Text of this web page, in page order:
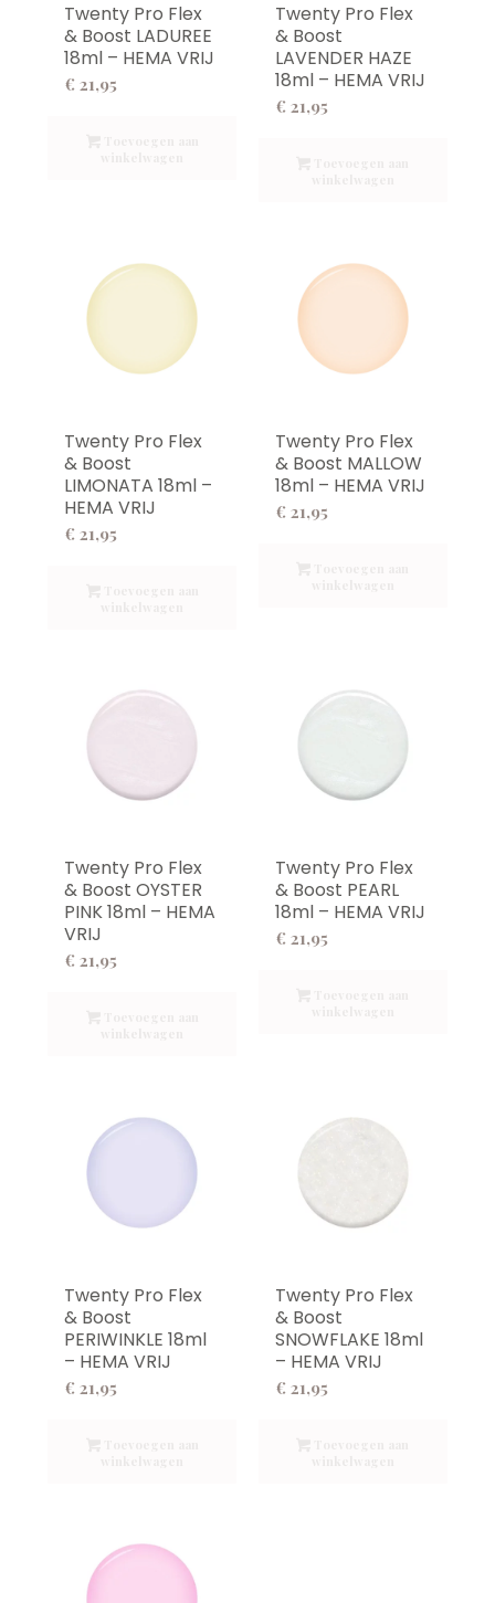
Twenty Pro Flex
& Boost LADUREE
18ml – HEMA VRIJ
€ 21,95
Twenty Pro Flex
& Boost
LAVENDER HAZE
18ml – HEMA VRIJ
€ 21,95
Twenty Pro Flex
& Boost
LIMONATA 18ml –
HEMA VRIJ
€ 21,95
Twenty Pro Flex
& Boost MALLOW
18ml – HEMA VRIJ
€ 21,95
Twenty Pro Flex
& Boost OYSTER
PINK 18ml – HEMA
VRIJ
€ 21,95
Twenty Pro Flex
& Boost PEARL
18ml – HEMA VRIJ
€ 21,95
Twenty Pro Flex
& Boost
PERIWINKLE 18ml
– HEMA VRIJ
€ 21,95
Twenty Pro Flex
& Boost
SNOWFLAKE 18ml
– HEMA VRIJ
€ 21,95